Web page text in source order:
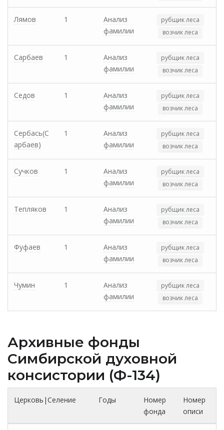
Лямов 1
Анализ
фамилии
рубщик леса
возчик леса
Сарбаев 1
Анализ
фамилии
рубщик леса
возчик леса
Седов 1
Анализ
фамилии
рубщик леса
возчик леса
Сербась(С
арбаев)
1
Анализ
фамилии
рубщик леса
возчик леса
Сучков 1
Анализ
фамилии
рубщик леса
возчик леса
Тепляков 1
Анализ
фамилии
рубщик леса
возчик леса
Фуфаев 1
Анализ
фамилии
рубщик леса
возчик леса
Чумин 1
Анализ
фамилии
рубщик леса
возчик леса
Архивные фонды
Cимбирской духовной
консистории (Ф-134)
Церковь|Селение Годы
Номер
фонда
Номер
описи